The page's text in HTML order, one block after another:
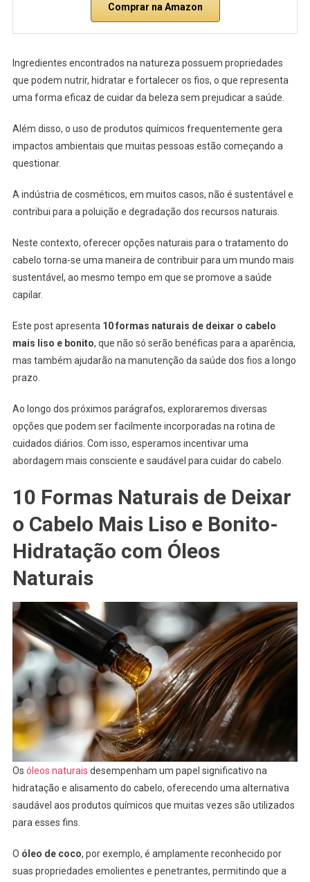
Comprar na Amazon
Ingredientes encontrados na natureza possuem propriedades
que podem nutrir, hidratar e fortalecer os fios, o que representa
uma forma eficaz de cuidar da beleza sem prejudicar a saúde.
Além disso, o uso de produtos químicos frequentemente gera
impactos ambientais que muitas pessoas estão começando a
questionar.
A indústria de cosméticos, em muitos casos, não é sustentável e
contribui para a poluição e degradação dos recursos naturais.
Neste contexto, oferecer opções naturais para o tratamento do
cabelo torna-se uma maneira de contribuir para um mundo mais
sustentável, ao mesmo tempo em que se promove a saúde
capilar.
Este post apresenta 10 formas naturais de deixar o cabelo
mais liso e bonito, que não só serão benéficas para a aparência,
mas também ajudarão na manutenção da saúde dos fios a longo
prazo.
Ao longo dos próximos parágrafos, exploraremos diversas
opções que podem ser facilmente incorporadas na rotina de
cuidados diários. Com isso, esperamos incentivar uma
abordagem mais consciente e saudável para cuidar do cabelo.
10 Formas Naturais de Deixar
o Cabelo Mais Liso e Bonito-
Hidratação com Óleos
Naturais
Os óleos naturais desempenham um papel significativo na
hidratação e alisamento do cabelo, oferecendo uma alternativa
saudável aos produtos químicos que muitas vezes são utilizados
para esses fins.
O óleo de coco, por exemplo, é amplamente reconhecido por
suas propriedades emolientes e penetrantes, permitindo que a